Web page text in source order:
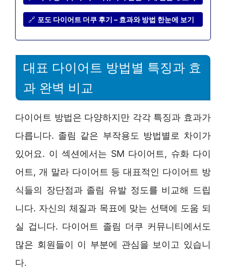
🔗 포도 다이어트 더쿠 후기 – 효과와 방법 한눈에 보기
대표 다이어트 방법별 특징과 효
과 완벽 비교
다이어트 방법은 다양하지만 각각 특징과 효과가
다릅니다. 졸림 같은 부작용도 방법별로 차이가
있어요. 이 섹션에서는 SM 다이어트, 슈화 다이
어트, 개 말라 다이어트 등 대표적인 다이어트 방
식들의 장단점과 졸림 유발 정도를 비교해 드립
니다. 자신의 체질과 목표에 맞는 선택에 도움 되
실 겁니다. 다이어트 졸림 더쿠 커뮤니티에서도
많은 회원들이 이 부분에 관심을 보이고 있습니
다.